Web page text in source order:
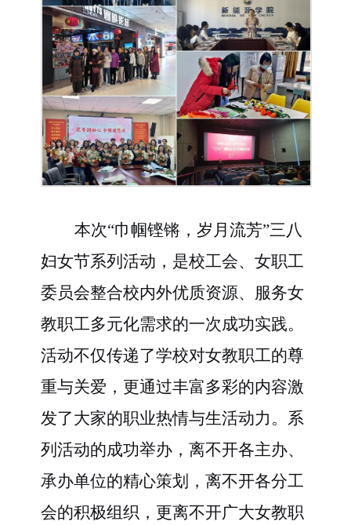
本次“巾帼铿锵，岁月流芳”三八
妇女节系列活动，是校工会、女职工
委员会整合校内外优质资源、服务女
教职工多元化需求的一次成功实践。
活动不仅传递了学校对女教职工的尊
重与关爱，更通过丰富多彩的内容激
发了大家的职业热情与生活动力。系
列活动的成功举办，离不开各主办、
承办单位的精心策划，离不开各分工
会的积极组织，更离不开广大女教职